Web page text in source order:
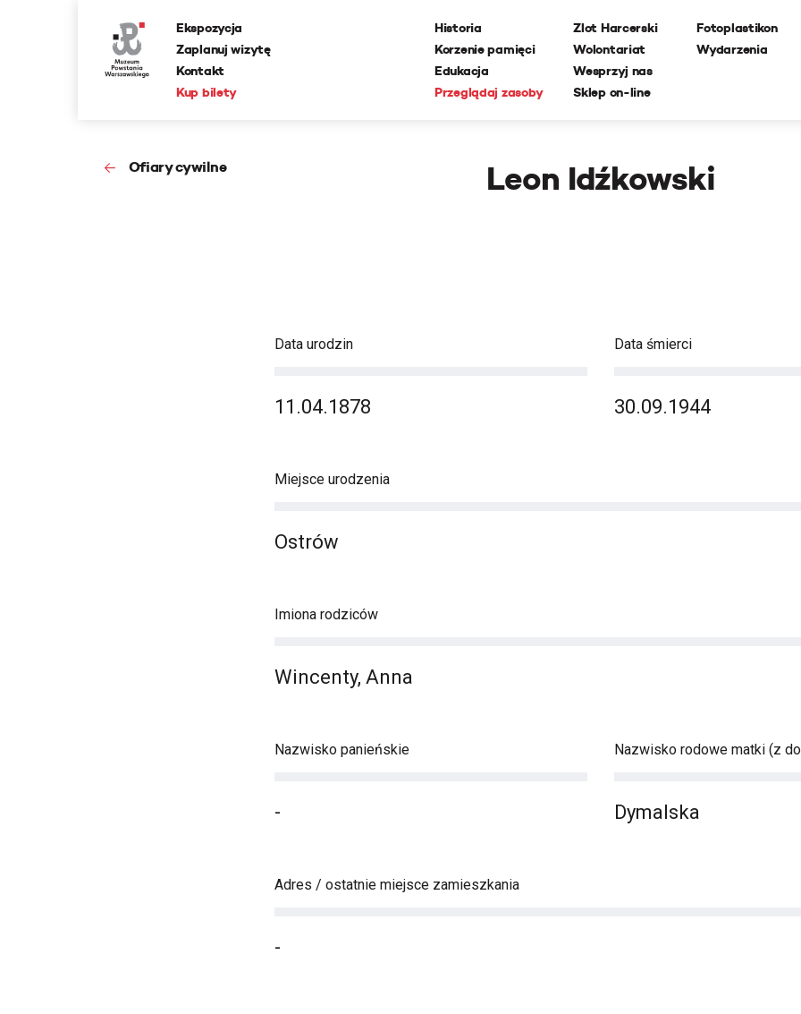
Ekspozycja
Zaplanuj wizytę
Kontakt
Kup bilety
Historia
Korzenie pamięci
Edukacja
Przeglądaj zasoby
Zlot Harcerski
Wolontariat
Wesprzyj nas
Sklep on-line
Fotoplastikon
Wydarzenia
Ofiary cywilne Leon Idźkowski
Data urodzin
11.04.1878
Data śmierci
30.09.1944
Miejsce urodzenia
Ostrów
Imiona rodziców
Wincenty, Anna
Nazwisko panieńskie
-
Nazwisko rodowe matki (z
Dymalska
Adres / ostatnie miejsce zamieszkania
-